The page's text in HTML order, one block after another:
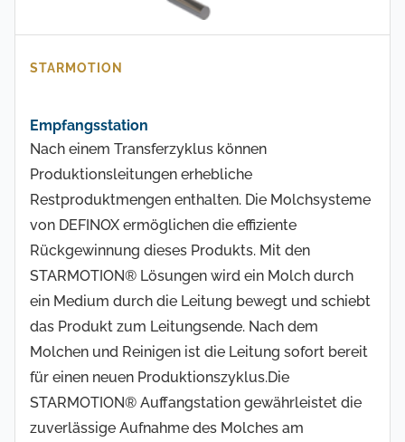
STARMOTION
Empfangsstation
Nach einem Transferzyklus können
Produktionsleitungen erhebliche
Restproduktmengen enthalten. Die Molchsysteme
von DEFINOX ermöglichen die effiziente
Rückgewinnung dieses Produkts. Mit den
STARMOTION® Lösungen wird ein Molch durch
ein Medium durch die Leitung bewegt und schiebt
das Produkt zum Leitungsende. Nach dem
Molchen und Reinigen ist die Leitung sofort bereit
für einen neuen Produktionszyklus.Die
STARMOTION® Auffangstation gewährleistet die
zuverlässige Aufnahme des Molches am